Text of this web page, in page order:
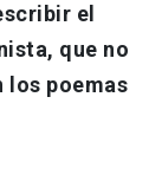
el
que no
los poemas